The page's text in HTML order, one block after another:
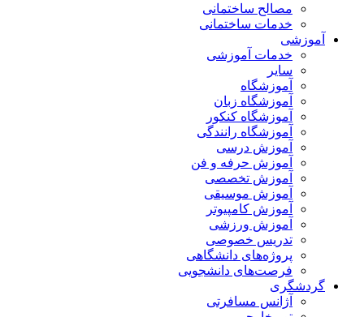
مصالح ساختمانی
خدمات ساختمانی
آموزشی
خدمات آموزشی
سایر
آموزشگاه
آموزشگاه زبان
آموزشگاه کنکور
آموزشگاه رانندگی
آموزش درسی
آموزش حرفه و فن
آموزش تخصصی
آموزش موسیقی
آموزش کامپیوتر
آموزش ورزشی
تدریس خصوصی
پروژه‌های دانشگاهی
فرصت‌های دانشجویی
گردشگری
آژانس مسافرتی